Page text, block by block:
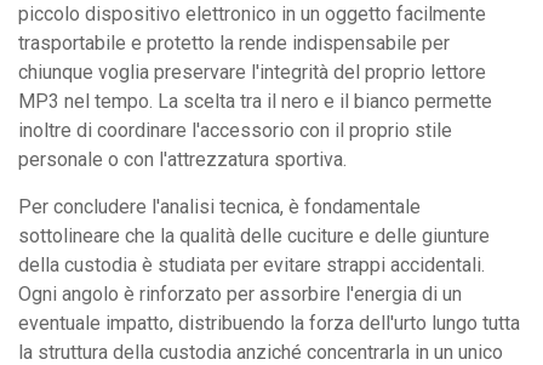
piccolo dispositivo elettronico in un oggetto facilmente
trasportabile e protetto la rende indispensabile per
chiunque voglia preservare l'integrità del proprio lettore
MP3 nel tempo. La scelta tra il nero e il bianco permette
inoltre di coordinare l'accessorio con il proprio stile
personale o con l'attrezzatura sportiva.
Per concludere l'analisi tecnica, è fondamentale
sottolineare che la qualità delle cuciture e delle giunture
della custodia è studiata per evitare strappi accidentali.
Ogni angolo è rinforzato per assorbire l'energia di un
eventuale impatto, distribuendo la forza dell'urto lungo tutta
la struttura della custodia anziché concentrarla in un unico